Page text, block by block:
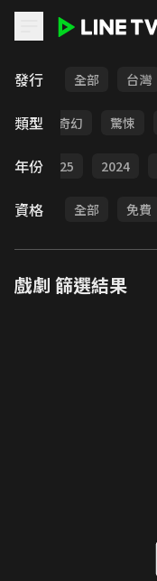
發行 全部 台灣
類型
BL 奇幻 驚悚
年份 2025 2024
資格 全部 免費
戲劇 篩選結果